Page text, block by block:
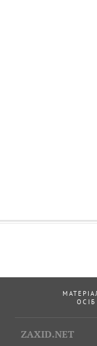
ZAXID.NET